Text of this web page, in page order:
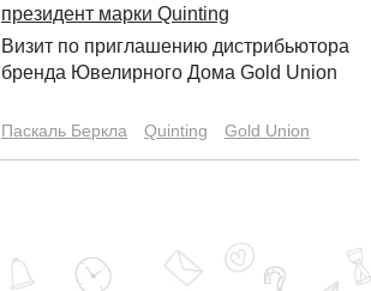
президент марки Quinting
Визит по приглашению дистрибьютора
бренда Ювелирного Дома Gold Union
Паскаль Беркла Quinting Gold Union